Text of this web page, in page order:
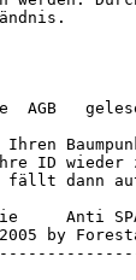
AGB
Ihren
ID wieder
fällt dann
Anti
by